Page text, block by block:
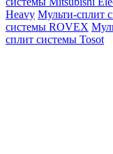
Heavy Мульти-сплит
системы ROVEX
сплит системы Tosot